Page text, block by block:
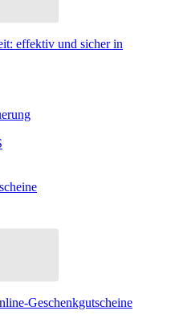
effektiv und sicher in
Geschenkgutscheine